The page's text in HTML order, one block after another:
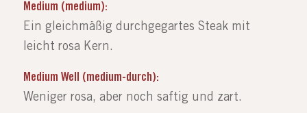
Medium (medium):
Ein gleichmäßig durchgegartes Steak mit
leicht rosa Kern.
Medium Well (medium-durch):
Weniger rosa, aber noch saftig und zart.